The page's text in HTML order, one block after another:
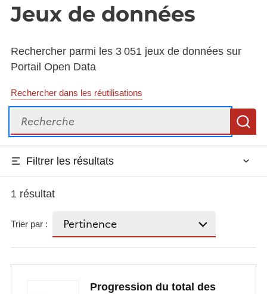
Jeux de données
Rechercher parmi les 3 051 jeux de données sur
Portail Open Data
Rechercher dans les réutilisations
Recherche
Filtrer les résultats
1 résultat
Trier par :
Progression du total des